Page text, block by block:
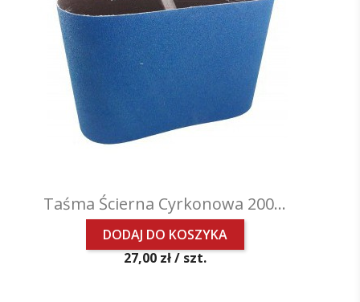
Taśma Ścierna Cyrkonowa 200...
DODAJ DO KOSZYKA
Cena
27,00 zł / szt.